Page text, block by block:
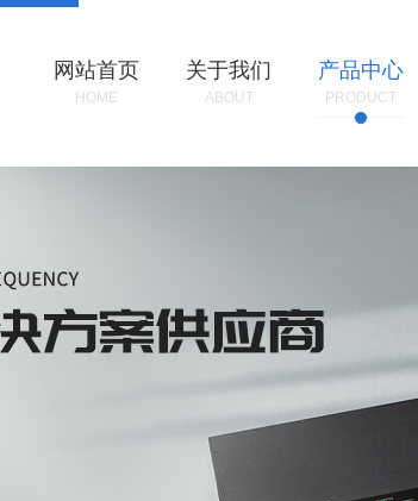
网站首页
HOME
关于我们
ABOUT
产品中心
PRODUCT